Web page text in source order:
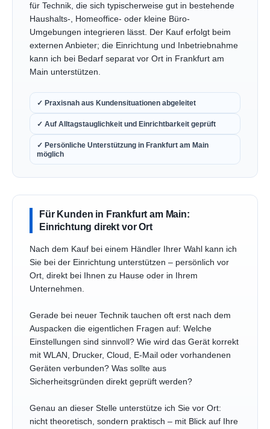
für Technik, die sich typischerweise gut in bestehende
Haushalts-, Homeoffice- oder kleine Büro-
Umgebungen integrieren lässt. Der Kauf erfolgt beim
externen Anbieter; die Einrichtung und Inbetriebnahme
kann ich bei Bedarf separat vor Ort in Frankfurt am
Main unterstützen.
✓ Praxisnah aus Kundensituationen abgeleitet
✓ Auf Alltagstauglichkeit und Einrichtbarkeit geprüft
✓ Persönliche Unterstützung in Frankfurt am Main
möglich
Für Kunden in Frankfurt am Main:
Einrichtung direkt vor Ort
Nach dem Kauf bei einem Händler Ihrer Wahl kann ich
Sie bei der Einrichtung unterstützen – persönlich vor
Ort, direkt bei Ihnen zu Hause oder in Ihrem
Unternehmen.
Gerade bei neuer Technik tauchen oft erst nach dem
Auspacken die eigentlichen Fragen auf: Welche
Einstellungen sind sinnvoll? Wie wird das Gerät korrekt
mit WLAN, Drucker, Cloud, E-Mail oder vorhandenen
Geräten verbunden? Was sollte aus
Sicherheitsgründen direkt geprüft werden?
Genau an dieser Stelle unterstütze ich Sie vor Ort:
nicht theoretisch, sondern praktisch – mit Blick auf Ihre